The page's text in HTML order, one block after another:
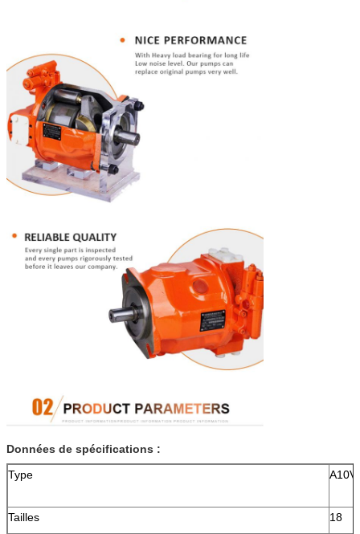
Données de spécifications :
Type
Tailles 18